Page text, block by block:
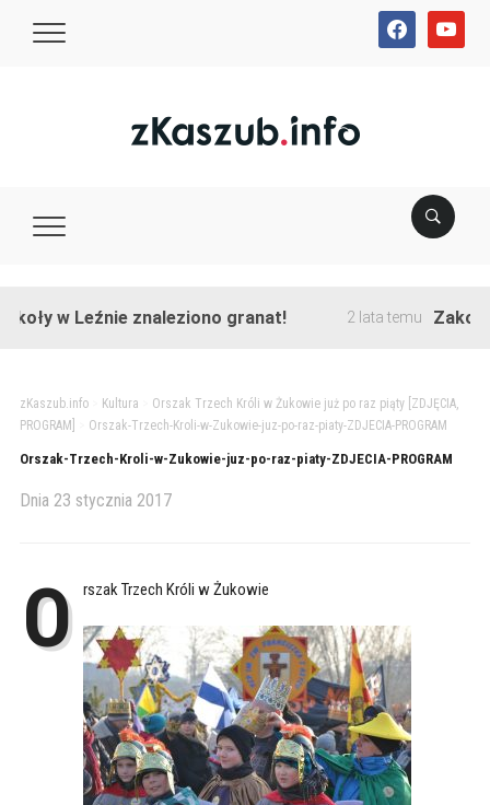
facebookyoutube
w Leźnie znaleziono granat! 2 lata temu
zKaszub.info> Kultura
Orszak Trzech Króli w Żukowie już po raz piąty [ZDJĘCIA,
PROGRAM]
Orszak-Trzech-Kroli-w-Zukowie-juz-po-raz-piaty-ZDJECIA-PROGRAM
Orszak-Trzech-Kroli-w-Zukowie-juz-po-raz-piaty-ZDJECIA-PROGRAM
Dnia 23 stycznia 2017
O rszak Trzech Króli w Żukowie